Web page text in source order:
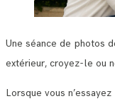
Une séance de photos
extérieur, croyez-le ou
Lorsque vous